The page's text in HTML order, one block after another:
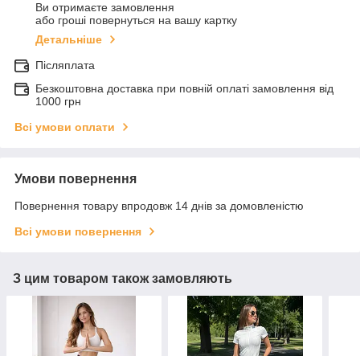
Ви отримаєте замовлення
або гроші повернуться на вашу картку
Детальніше
Післяплата
Безкоштовна доставка при повній оплаті замовлення від
1000 грн
Всі умови оплати
Умови повернення
Повернення товару впродовж 14 днів за домовленістю
Всі умови повернення
З цим товаром також замовляють